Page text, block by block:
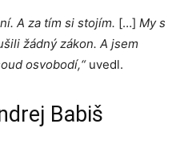
A za tím si stojím. […] My s
žádný zákon. A jsem
osvobodí,“uvedl.
Babiš